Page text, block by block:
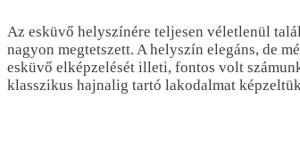
Az esküvő helyszínére teljesen véletlenül
nagyon megtetszett. A helyszín elegáns, de
esküvő elképzelését illeti, fontos volt
klasszikus hajnalig tartó lakodalmat